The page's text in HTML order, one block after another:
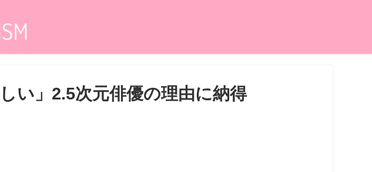
い」2.5次元俳優の理由に納得